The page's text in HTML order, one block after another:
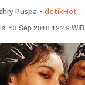
Puspa - detikHot
13 Sep 2018 12:42 WIB